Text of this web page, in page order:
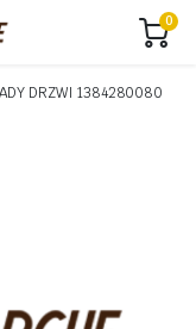
0
DRZWI 1384280080